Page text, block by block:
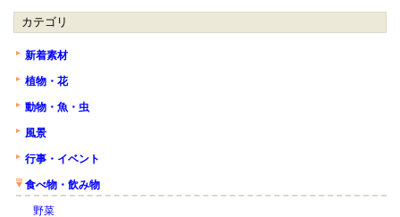
カテゴリ
新着素材
植物・花
動物・魚・虫
風景
行事・イベント
食べ物・飲み物
野菜